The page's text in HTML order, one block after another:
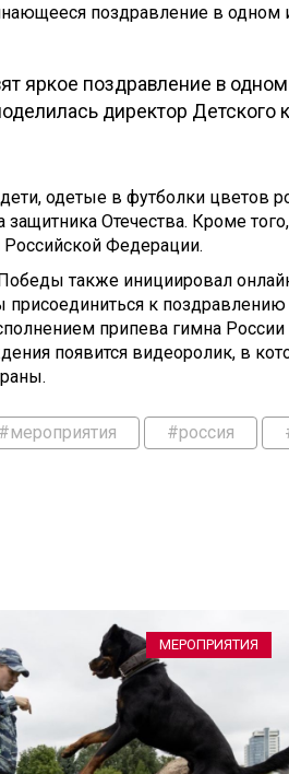
поздравление в одном
яркое поздравление в
директор
одетые в футболки цветов
Отечества. Кроме
Российской Федерации.
также инициировал
присоединиться к
припева гимна России
появится видеоролик, в
#мероприятия #россия
МЕРОПРИЯТИЯ